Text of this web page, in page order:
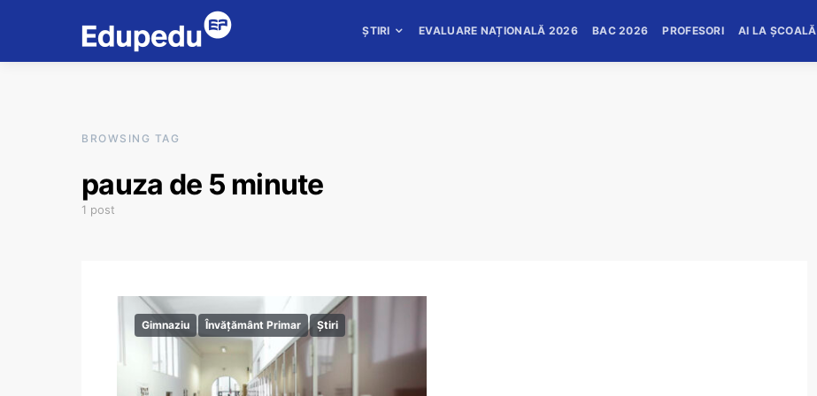
ȘTIRI EVALUARE NAȚIONALĂ 2026 BAC 2026 PROFESORI AI LA ȘCOALĂ
BROWSING TAG
pauza de 5 minute
1 post
Gimnaziu Învățământ Primar Știri